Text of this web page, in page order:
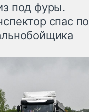
под фуры.
спас